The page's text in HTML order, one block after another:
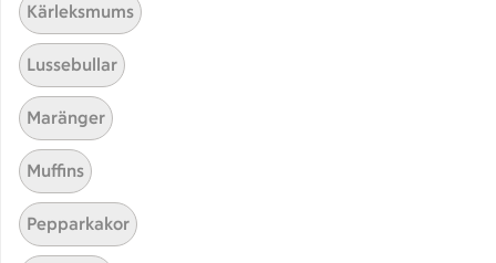
Kärleksmums
Lussebullar
Maränger
Muffins
Pepparkakor